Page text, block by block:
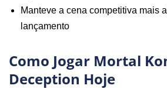
Manteve a cena competitiva mais
lançamento
Como Jogar Mortal
Deception Hoje